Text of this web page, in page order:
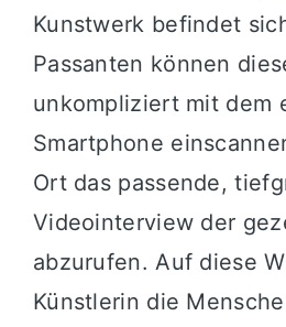
Kunstwerk befindet
Passanten können
unkompliziert mit dem
Smartphone
Ort das passende,
Videointerview der
abzurufen. Auf diese
Künstlerin die